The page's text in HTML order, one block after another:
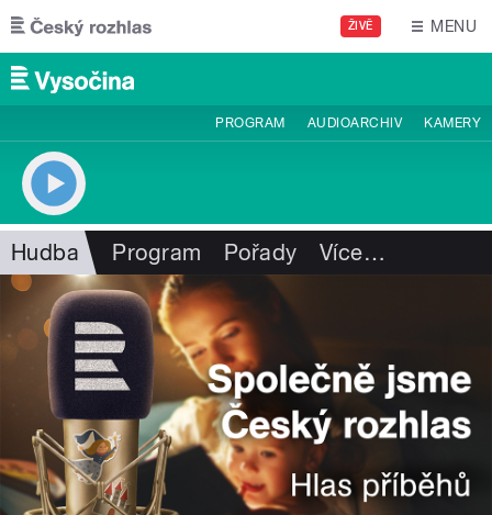
Přejít k hlavnímu obsahu
ŽIVĚ MENU
PROGRAM AUDIOARCHIV KAMERY
Hudba Program Pořady Více…